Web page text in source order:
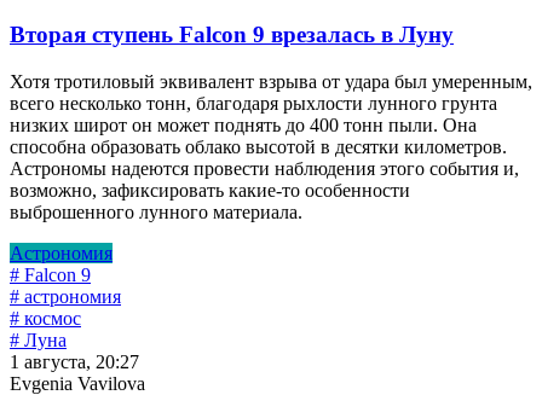
Вторая ступень Falcon 9 врезалась в Луну
Хотя тротиловый эквивалент взрыва от удара был умеренным,
всего несколько тонн, благодаря рыхлости лунного грунта
низких широт он может поднять до 400 тонн пыли. Она
способна образовать облако высотой в десятки километров.
Астрономы надеются провести наблюдения этого события и,
возможно, зафиксировать какие-то особенности
выброшенного лунного материала.
Астрономия
# Falcon 9
# астрономия
# космос
# Луна
1 августа, 20:27
Evgenia Vavilova